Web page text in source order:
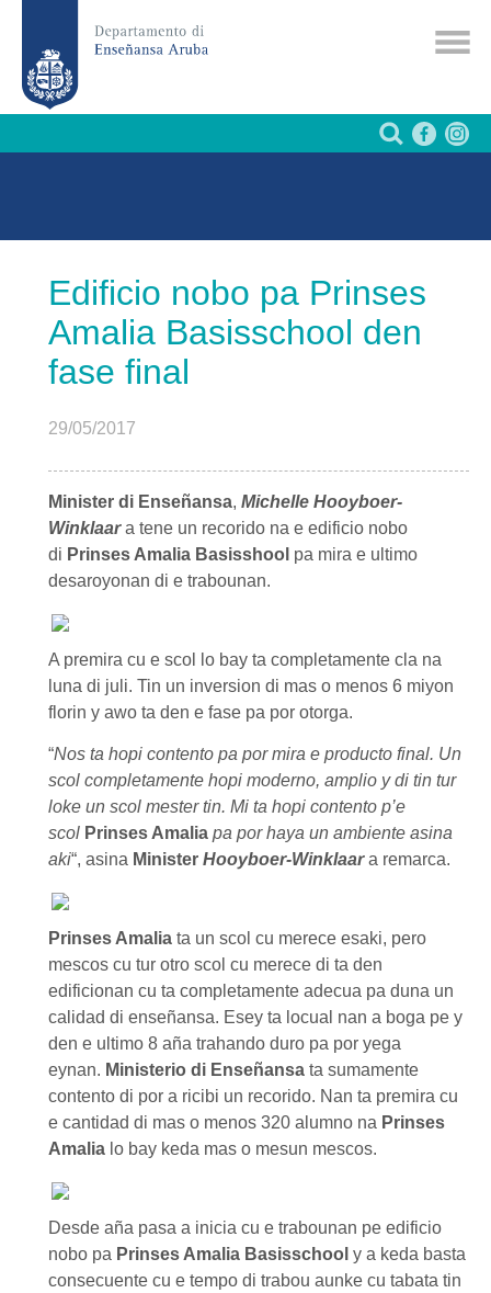
Edificio nobo pa Prinses
Amalia Basisschool den
fase final
29/05/2017
Minister di Enseñansa, Michelle Hooyboer-
Winklaar a tene un recorido na e edificio nobo
di Prinses Amalia Basisshool pa mira e ultimo
desaroyonan di e trabounan.
A premira cu e scol lo bay ta completamente cla na
luna di juli. Tin un inversion di mas o menos 6 miyon
florin y awo ta den e fase pa por otorga.
“Nos ta hopi contento pa por mira e producto final. Un
scol completamente hopi moderno, amplio y di tin tur
loke un scol mester tin. Mi ta hopi contento p’e
scol Prinses Amalia pa por haya un ambiente asina
aki“, asina Minister Hooyboer-Winklaara remarca.
Prinses Amalia ta un scol cu merece esaki, pero
mescos cu tur otro scol cu merece di ta den
edificionan cu ta completamente adecua pa duna un
calidad di enseñansa. Esey ta locual nan a boga pe y
den e ultimo 8 aña trahando duro pa por yega
eynan. Ministerio di Enseñansa ta sumamente
contento di por a ricibi un recorido. Nan ta premira cu
e cantidad di mas o menos 320 alumno na Prinses
Amalia lo bay keda mas o mesun mescos.
Desde aña pasa a inicia cu e trabounan pe edificio
nobo pa Prinses Amalia Basisschool y a keda basta
consecuente cu e tempo di trabou aunke cu tabata tin